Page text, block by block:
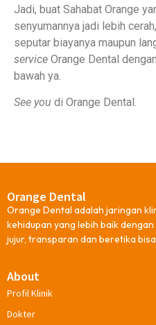
Jadi, buat Sahabat Orange
senyumannya jadi lebih
seputar biayanya maupun
service Orange Dental
bawah ya.
See you di Orange Dental.
Orange Dental
Orange Dental adalah jaringan
kehidupan yang lebih baik
jujur, transparan dan beretika
About
Profil Klinik
Dokter